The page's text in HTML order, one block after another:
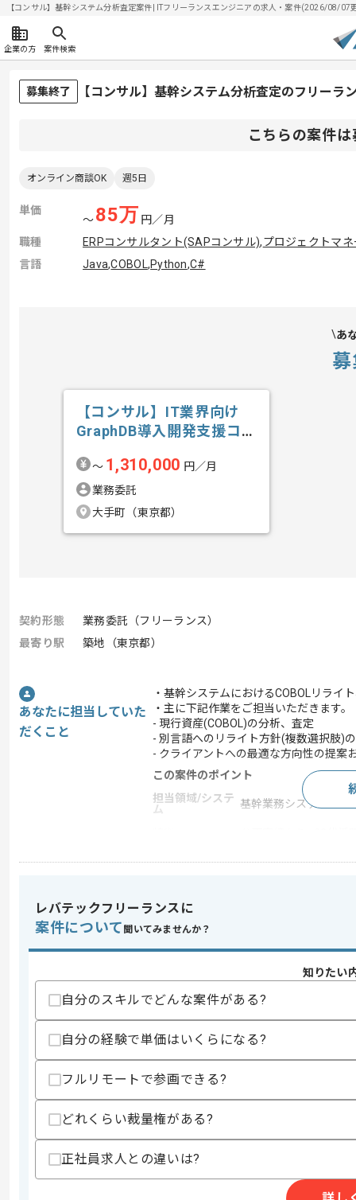
【コンサル】基幹システム分析査定案件| ITフリーランスエンジニアの求人・案件(2026/08/07
企業の方 案件検索
募集終了 【コンサル】基幹システム分析査定のフリーラ
こちらの案件
オンライン商談OK 週5日
単価
〜85万 円／月
職種
ERPコンサルタント(SAPコンサル),プロジェクトマ
言語
Java,COBOL ,Python,C#
あ
【コンサル】IT業界向け
GraphDB導入開発支援コン
〜 1,310,000 円／月
業務委託
大手町（東京都）
契約形態
業務委託（フリーランス）
最寄り駅
築地（東京都）
あなたに担当していた
だくこと
・基幹システムにおけるCOBOLリライ
・主に下記作業をご担当いただきます。
- 現行資産(COBOL)の分析、査定
- 別言語へのリライト方針(複数選択肢)
- クライアントへの最適な方向性の提案
この案件のポイント
担当領域/システ
ム
基幹業務システム
スキル
・システム(COBOL資産)の分析と整理経
・リライト方針の策定と比較査定経験
・クライアントへの提案と推進経験
・SAP S/4HANA環境下でのシステム移
・ホスト環境からオープン環境への移
・C#やJavaまたはPython等の特定言語
上記に似た経験やスキルをお持ちであれば申
精算・お支払い
精算条件
精算基準時間
140時間〜180時間
レバテックフリーランスに
案件について 聞いてみませんか？
知りたい
自分のスキルでどんな案件がある?
自分の経験で単価はいくらになる?
フルリモートで参画できる?
どれくらい裁量権がある?
正社員求人との違いは?